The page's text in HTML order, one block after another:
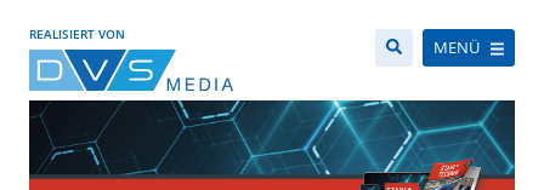
REALISIERT VON
MENÜ